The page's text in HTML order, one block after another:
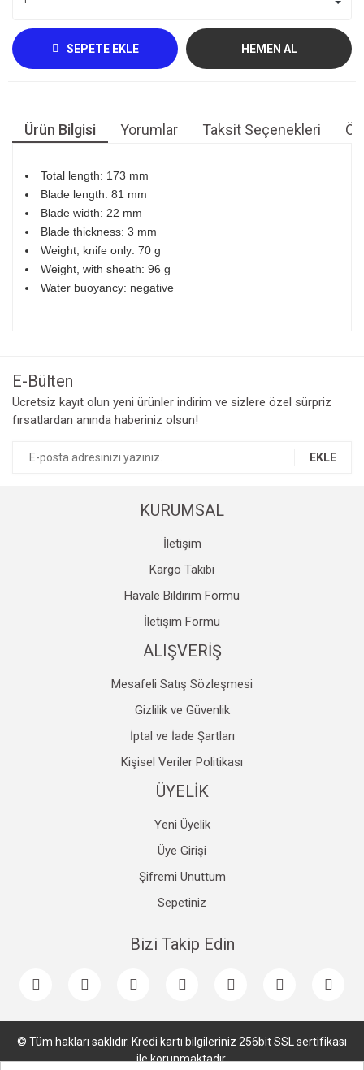
SEPETE EKLE HEMEN AL
Ürün Bilgisi Yorumlar Taksit Seçenekleri
Total length: 173 mm
Blade length: 81 mm
Blade width: 22 mm
Blade thickness: 3 mm
Weight, knife only: 70 g
Weight, with sheath: 96 g
Water buoyancy: negative
Ürün resmi kalitesiz, bozuk veya görüntülenemiyor.
Ürün açıklamasında eksik bilgiler bulunuyor.
Gönder
E-Bülten
Ücretsiz kayıt olun yeni ürünler indirim ve sizlere özel sürpriz
fırsatlardan anında haberiniz olsun!
EKLE
KURUMSAL
İletişim
Kargo Takibi
Havale Bildirim Formu
İletişim Formu
ALIŞVERİŞ
Mesafeli Satış Sözleşmesi
Gizlilik ve Güvenlik
İptal ve İade Şartları
Kişisel Veriler Politikası
ÜYELİK
Yeni Üyelik
Üye Girişi
Şifremi Unuttum
Sepetiniz
Bizi Takip Edin
© Tüm hakları saklıdır. Kredi kartı bilgileriniz 256bit SSL sertifikası
ile korunmaktadır.